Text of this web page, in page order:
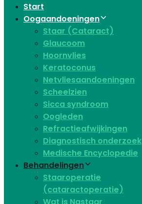
Start
Oogaandoeningen
Staar (Cataract)
Glaucoom
Hoornvlies
Keratoconus
Netvliesaandoeningen
Scheelzien
Sicca syndroom
Oogleden
Refractieafwijkingen
Diagnostisch onderzoek
Medische Encyclopedie
Behandelingen
Staaroperatie
(cataractoperatie)
Wat is Nastaar